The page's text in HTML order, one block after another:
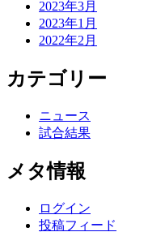
2023年3月
2023年1月
2022年2月
カテゴリー
ニュース
試合結果
メタ情報
ログイン
投稿フィード